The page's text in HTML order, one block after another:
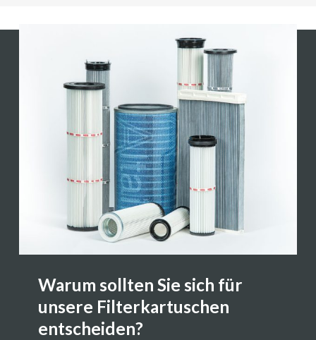
Warum sollten Sie sich für
unsere Filterkartuschen
entscheiden?